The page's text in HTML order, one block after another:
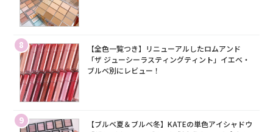
8
【全色一覧つき】リニューアルしたロムアンド
「ザ ジューシーラスティングティント」イエベ・
ブルベ別にレビュー！
9
【ブルベ夏＆ブルベ冬】KATEの単色アイシャドウ